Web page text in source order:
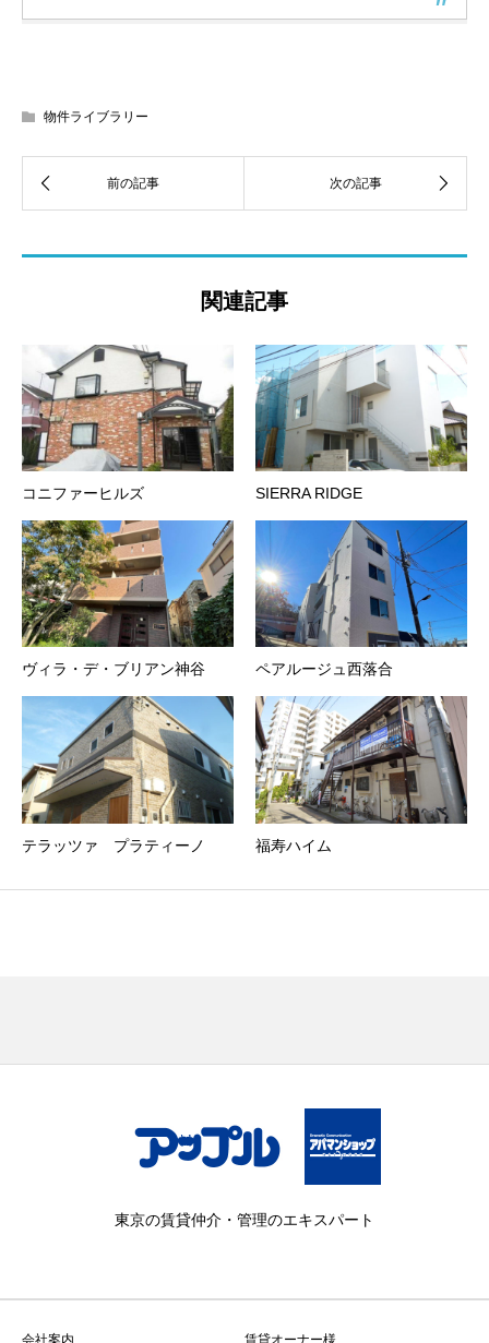
物件ライブラリー
関連記事
コニファーヒルズ SIERRA RIDGE
ヴィラ・デ・ブリアン神谷 ペアルージュ西落合
テラッツァ プラティーノ 福寿ハイム
東京の賃貸仲介・管理のエキスパート
会社案内 賃貸オーナー様